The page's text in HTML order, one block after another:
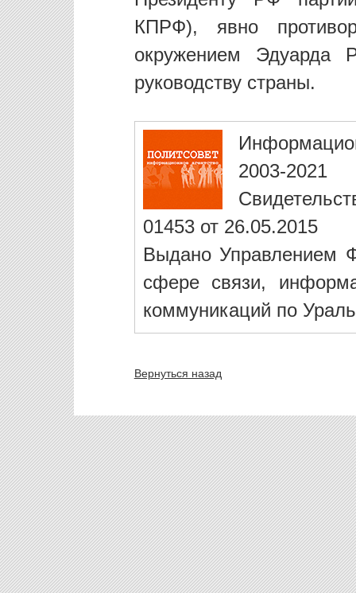
КПРФ), явно
окружением Эдуарда
руководству страны.
2003-2021
01453 от 26.05.2015
Выдано Управлением
сфере связи,
коммуникаций по
Вернуться назад